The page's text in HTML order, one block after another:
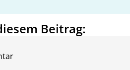
Beitrag: